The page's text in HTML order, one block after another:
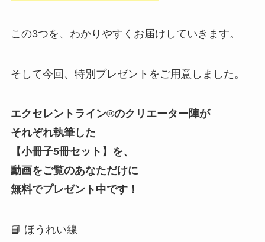
この3つを、わかりやすくお届けしていきます。
そして今回、特別プレゼントをご用意しました。
エクセレントライン®︎のクリエーター陣が
それぞれ執筆した
【小冊子5冊セット】を、
動画をご覧のあなただけに
無料でプレゼント中です！
📘 ほうれい線